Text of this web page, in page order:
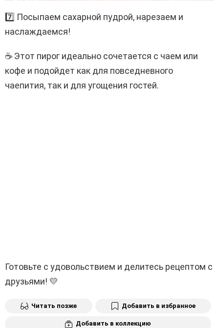
7️⃣ Посыпаем сахарной пудрой, нарезаем и
наслаждаемся!
☕ Этот пирог идеально сочетается с чаем или
кофе и подойдет как для повседневного
чаепития, так и для угощения гостей.
Готовьте с удовольствием и делитесь рецептом с
друзьями! 💛
Читать позже Добавить в избранное
Добавить в коллекцию